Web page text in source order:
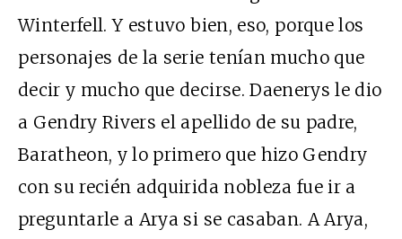
Winterfell. Y estuvo bien, eso, porque los
personajes de la serie tenían mucho que
decir y mucho que decirse. Daenerys le dio
a Gendry Rivers el apellido de su padre,
Baratheon, y lo primero que hizo Gendry
con su recién adquirida nobleza fue ir a
preguntarle a Arya si se casaban. A Arya,